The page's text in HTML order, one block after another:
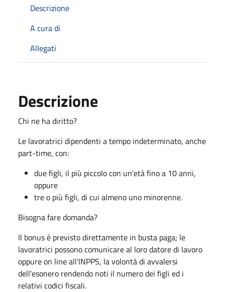
Descrizione
A cura di
Allegati
Descrizione
Chi ne ha diritto?
Le lavoratrici dipendenti a tempo indeterminato, anche
part-time, con:
due figli, il più piccolo con un'età fino a 10 anni,
oppure
tre o più figli, di cui almeno uno minorenne.
Bisogna fare domanda?
Il bonus è previsto direttamente in busta paga; le
lavoratrici possono comunicare al loro datore di lavoro
oppure on line all'INPPS, la volontà di avvalersi
dell'esonero rendendo noti il numero dei figli ed i
relativi codici fiscali.